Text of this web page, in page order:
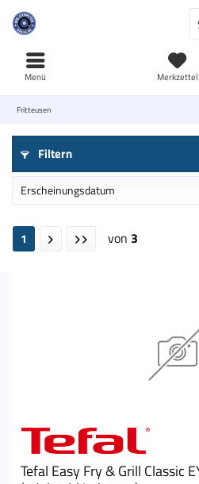
Merkzettel
Menü
Fritteusen
Filtern
1 von 3
Tefal Easy Fry & Grill Classic